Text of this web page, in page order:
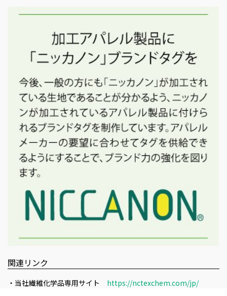
関連リンク
・当社繊維化学品専用サイト https://nctexchem.com/jp/